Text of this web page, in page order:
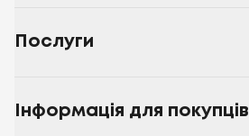
Послуги
Інформація для покупців